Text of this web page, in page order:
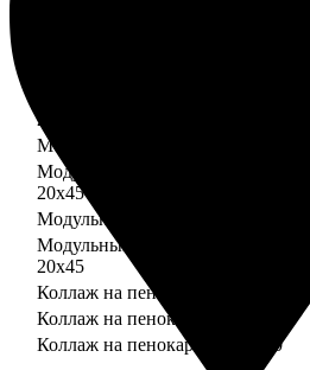
20х45
Модульный пенокартон из пяти
Модульный пенокартон из шести
20х45
Модульный пенокартон из семи
Модульный пенокартон из
20х45
Коллаж на пенокартоне 30х30
Коллаж на пенокартоне 30х60
Коллаж на пенокартоне 30х90